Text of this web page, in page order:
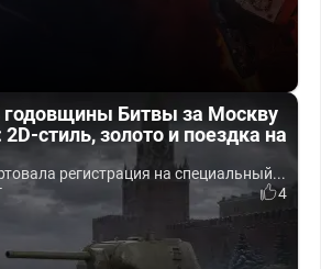
годовщины Битвы за Москву
стиль, золото и поездка на
регистрация на специальный...
4